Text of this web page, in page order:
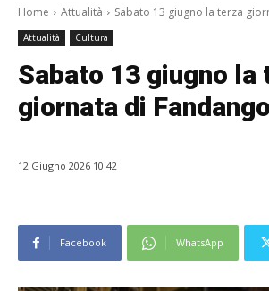
Home
Attualità Sabato 13 giugno la terza
Attualità Cultura
Sabato 13 giugno la
giornata di
12 Giugno 2026 10:42
Facebook WhatsApp